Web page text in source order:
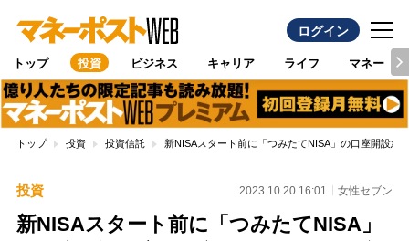
ログイン
トップ 投資 ビジネス キャリア ライフ マネー
トップ 投資 投資信託 新NISAスタート前に「つみたてNISA」の口座開設
投資 2023.10.20 16:01 女性セブン
新NISAスタート前に「つみたてNISA」